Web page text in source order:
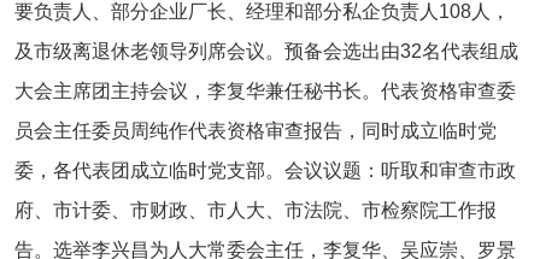
要负责人、部分企业厂长、经理和部分私企负责人108人，
及市级离退休老领导列席会议。预备会选出由32名代表组成
大会主席团主持会议，李复华兼任秘书长。代表资格审查委
员会主任委员周纯作代表资格审查报告，同时成立临时党
委，各代表团成立临时党支部。会议议题：听取和审查市政
府、市计委、市财政、市人大、市法院、市检察院工作报
告。选举李兴昌为人大常委会主任，李复华、吴应崇、罗景